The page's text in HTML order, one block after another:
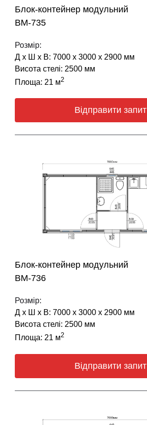
Блок-контейнер модульний
BM-735
Розмір:
Д х Ш х В: 7000 х 3000 х 2900 мм
Висота стелі: 2500 мм
Площа: 21 м2
Відправити запит
Блок-контейнер модульний
BM-736
Розмір:
Д х Ш х В: 7000 х 3000 х 2900 мм
Висота стелі: 2500 мм
Площа: 21 м2
Відправити запит